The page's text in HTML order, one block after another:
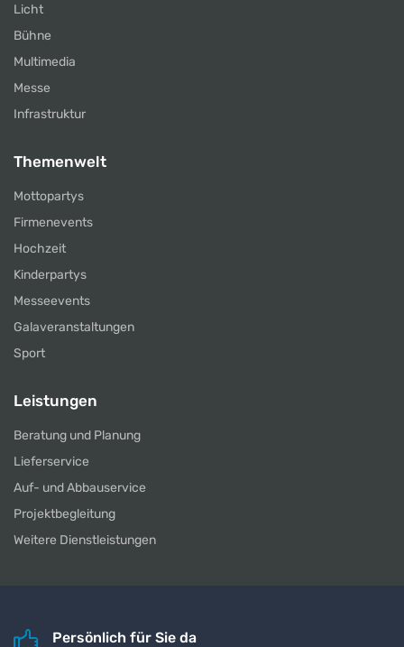
Licht
Bühne
Multimedia
Messe
Infrastruktur
Themenwelt
Mottopartys
Firmenevents
Hochzeit
Kinderpartys
Messeevents
Galaveranstaltungen
Sport
Leistungen
Beratung und Planung
Lieferservice
Auf- und Abbauservice
Projektbegleitung
Weitere Dienstleistungen
Persönlich für Sie da